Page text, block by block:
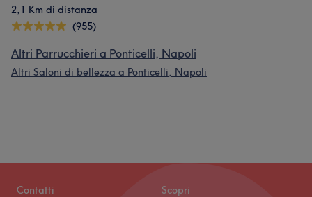
2,1 Km di distanza
(955)
Altri Parrucchieri a Ponticelli, Napoli
Altri Saloni di bellezza a Ponticelli, Napoli
Contatti Scopri